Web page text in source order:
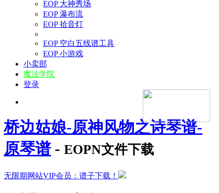
EOP 大神秀场
EOP 瀑布流
EOP 拾音灯
EOP 空白五线谱工具
EOP 小游戏
小卖部
魔法学院
登录
桥边姑娘-原神风物之诗琴谱-
原琴谱- EOPN文件下载
无限期网站VIP会员：谱子下载！